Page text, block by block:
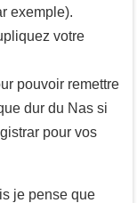
exemple).
votre
pouvoir remettre
dur du Nas si
pour vos
je pense que